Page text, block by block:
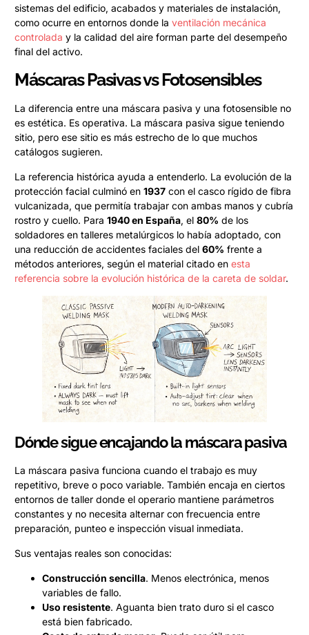
sistemas del edificio, acabados y materiales de instalación,
como ocurre en entornos donde la ventilación mecánica
controlada y la calidad del aire forman parte del desempeño
final del activo.
Máscaras Pasivas vs Fotosensibles
La diferencia entre una máscara pasiva y una fotosensible no
es estética. Es operativa. La máscara pasiva sigue teniendo
sitio, pero ese sitio es más estrecho de lo que muchos
catálogos sugieren.
La referencia histórica ayuda a entenderlo. La evolución de la
protección facial culminó en 1937 con el casco rígido de fibra
vulcanizada, que permitía trabajar con ambas manos y cubría
rostro y cuello. Para 1940 en España, el 80% de los
soldadores en talleres metalúrgicos lo había adoptado, con
una reducción de accidentes faciales del 60% frente a
métodos anteriores, según el material citado en esta
referencia sobre la evolución histórica de la careta de soldar.
Dónde sigue encajando la máscara pasiva
La máscara pasiva funciona cuando el trabajo es muy
repetitivo, breve o poco variable. También encaja en ciertos
entornos de taller donde el operario mantiene parámetros
constantes y no necesita alternar con frecuencia entre
preparación, punteo e inspección visual inmediata.
Sus ventajas reales son conocidas:
Construcción sencilla. Menos electrónica, menos
variables de fallo.
Uso resistente. Aguanta bien trato duro si el casco
está bien fabricado.